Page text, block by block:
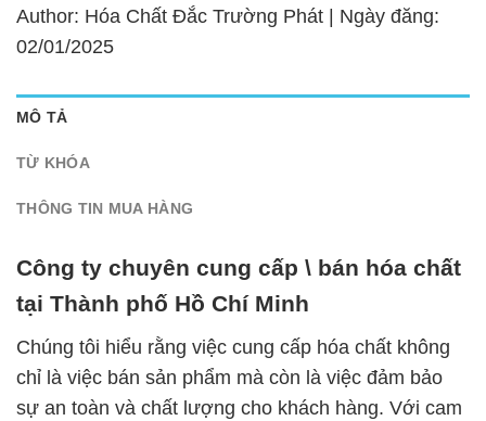
Author: Hóa Chất Đắc Trường Phát | Ngày đăng:
02/01/2025
MÔ TẢ
TỪ KHÓA
THÔNG TIN MUA HÀNG
Công ty chuyên cung cấp \ bán hóa chất
tại Thành phố Hồ Chí Minh
Chúng tôi hiểu rằng việc cung cấp hóa chất không
chỉ là việc bán sản phẩm mà còn là việc đảm bảo
sự an toàn và chất lượng cho khách hàng. Với cam